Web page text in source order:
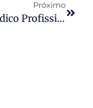
Próximo
Síndico Profissional: Reflexões Sobre Um Modelo De Gestão Em Expansão